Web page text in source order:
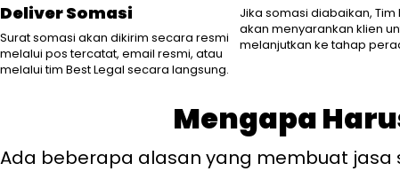
Deliver Somasi
Surat somasi akan dikirim secara resmi
melalui pos tercatat, email resmi, atau
melalui tim Best Legal secara langsung.
Jika somasi diabaikan,
akan menyarankan klien
melanjutkan ke tahap
Mengapa
Ada beberapa alasan yang membuat